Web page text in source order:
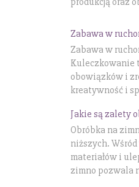
Zabawa w
Zabawa w
Kuleczkowanie
obowiązków i
kreatywność i
Jakie są zalety
Obróbka na
niższych.
materiałów i
zimno pozwala